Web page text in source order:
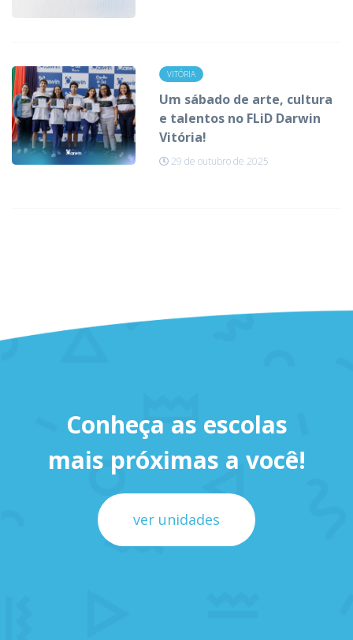
VITÓRIA
Um sábado de arte, cultura
e talentos no FLiD Darwin
Vitória!
29 de outubro de 2025
Conheça as escolas
mais próximas a você!
ver unidades